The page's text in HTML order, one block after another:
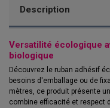
Description
Versatilité écologique
biologique
Découvrez le ruban adhésif
besoins d'emballage ou de
mètres, ce produit présente
combine efficacité et respect